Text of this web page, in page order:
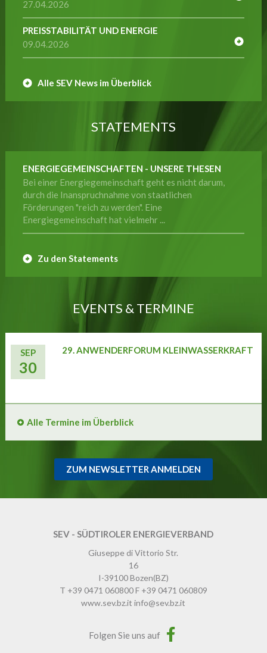
27.04.2026
PREISSTABILITÄT UND ENERGIE
09.04.2026
Alle SEV News im Überblick
STATEMENTS
ENERGIEGEMEINSCHAFTEN - UNSERE THESEN
Bei einer Energiegemeinschaft geht es nicht darum,
durch die Inanspruchnahme von staatlichen
Förderungen "reich zu werden". Eine
Energiegemeinschaft hat vielmehr ...
Zu den Statements
EVENTS & TERMINE
SEP
30
29. ANWENDERFORUM KLEINWASSERKRAFT
Alle Termine im Überblick
ZUM NEWSLETTER ANMELDEN
SEV - SÜDTIROLER ENERGIEVERBAND
Giuseppe di Vittorio Str.
16
I-39100Bozen(BZ)
T +39 0471 060800F +39 0471 060809
www.sev.bz.it info@sev.bz.it
Folgen Sie uns auf